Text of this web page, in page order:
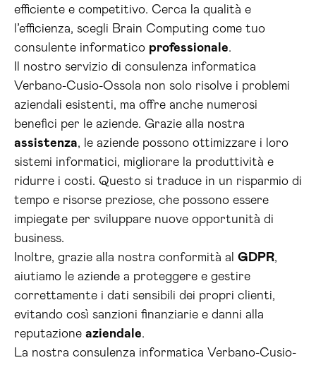
efficiente e competitivo. Cerca la qualità e
l’efficienza, scegli Brain Computing come tuo
consulente informatico professionale.
Il nostro servizio di consulenza informatica
Verbano-Cusio-Ossola non solo risolve i problemi
aziendali esistenti, ma offre anche numerosi
benefici per le aziende. Grazie alla nostra
assistenza, le aziende possono ottimizzare i loro
sistemi informatici, migliorare la produttività e
ridurre i costi. Questo si traduce in un risparmio di
tempo e risorse preziose, che possono essere
impiegate per sviluppare nuove opportunità di
business.
Inoltre, grazie alla nostra conformità al GDPR,
aiutiamo le aziende a proteggere e gestire
correttamente i dati sensibili dei propri clienti,
evitando così sanzioni finanziarie e danni alla
reputazione aziendale.
La nostra consulenza informatica Verbano-Cusio-